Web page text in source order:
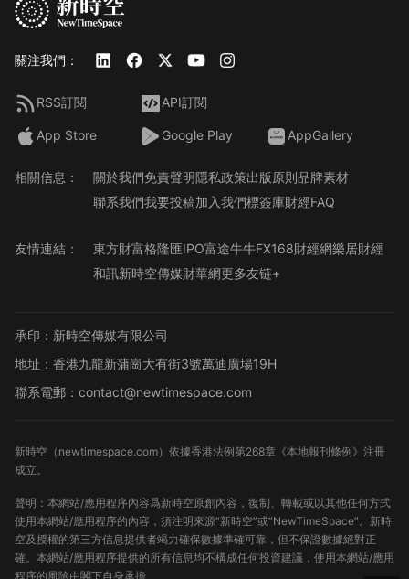
關注我們：
RSS訂閱 API訂閱
App Store Google Play AppGallery
相關信息： 關於我們免責聲明隱私政策出版原則品牌素材
聯系我們我要投稿加入我們標簽庫財經FAQ
友情連結： 東方財富格隆匯IPO富途牛牛FX168財經網樂居財經
和訊新時空傳媒財華網更多友链+
承印：新時空傳媒有限公司
地址：香港九龍新蒲崗大有街3號萬迪廣場19H
聯系電郵：contact@newtimespace.com
新時空（ newtimespace.com）依據香港法例第268章《本地報刊條例》注冊
成立。
聲明：本網站/應用程序內容爲新時空原創內容，復制、轉載或以其他任何方式
使用本網站/應用程序的內容，須注明來源“新時空”或“NewTimeSpace”。新時
空及授權的第三方信息提供者竭力確保數據準確可靠，但不保證數據絕對正
確。本網站/應用程序提供的所有信息均不構成任何投資建議，使用本網站/應用
程序的風險由閣下自身承擔。